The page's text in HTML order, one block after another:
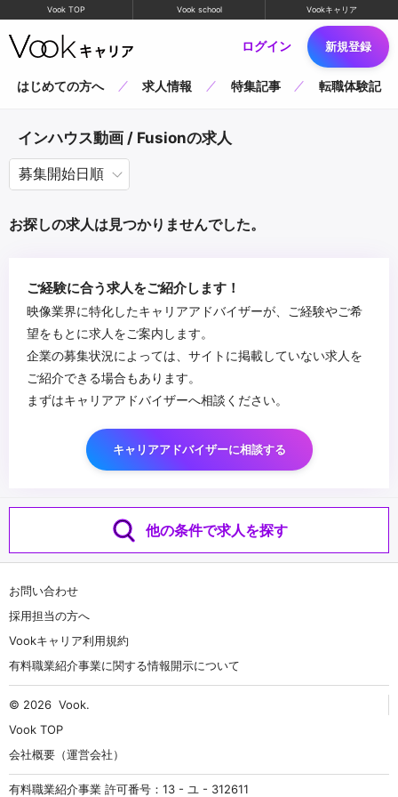
Vook TOP Vook school Vookキャリア
ログイン 新規登録
はじめての方へ 求人情報 特集記事 転職体験記
インハウス動画 / Fusionの求人
お探しの求人は見つかりませんでした。
ご経験に合う求人をご紹介します！
映像業界に特化したキャリアアドバイザーが、ご経験やご希
望をもとに求人をご案内します。
企業の募集状況によっては、サイトに掲載していない求人を
ご紹介できる場合もあります。
まずはキャリアアドバイザーへ相談ください。
キャリアアドバイザーに相談する
他の条件で求人を探す
お問い合わせ
採用担当の方へ
Vookキャリア利用規約
有料職業紹介事業に関する情報開示について
© 2026 Vook.
Vook TOP
会社概要（運営会社）
有料職業紹介事業 許可番号：13 - ユ - 312611